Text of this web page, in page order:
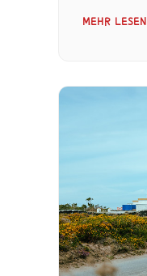
MEHR LESEN